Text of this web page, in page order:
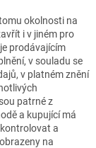
okolnosti na
i v jiném pro
prodávajícím
v souladu se
v platném znění
patrné z
a kupující má
a
na